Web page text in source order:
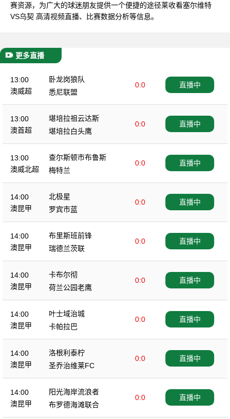
赛资源，为广大的球迷朋友提供一个便捷的途径莱收看塞尔维特
VS乌契 高清视频直播、比赛数据分析等信息。
更多直播
13:00
澳威超
卧龙岗狼队
0:0
悉尼联盟
直播中
13:00
澳首超
堪培拉祖云达斯
0:0
堪培拉白头鹰
直播中
13:00
澳威北超
查尔斯顿市布鲁斯
0:0
梅特兰
直播中
14:00
澳昆甲
北极星
0:0
罗宾市蓝
直播中
14:00
澳昆甲
布里斯班前锋
0:0
瑞德兰茨联
直播中
14:00
澳昆甲
卡布尔彻
0:0
荷兰公园老鹰
直播中
14:00
澳昆甲
叶士域治城
0:0
卡帕拉巴
直播中
14:00
澳昆甲
洛根利泰柠
0:0
圣乔治维莱FC
直播中
14:00
澳昆甲
阳光海岸流浪者
0:0
布罗德海滩联合
直播中